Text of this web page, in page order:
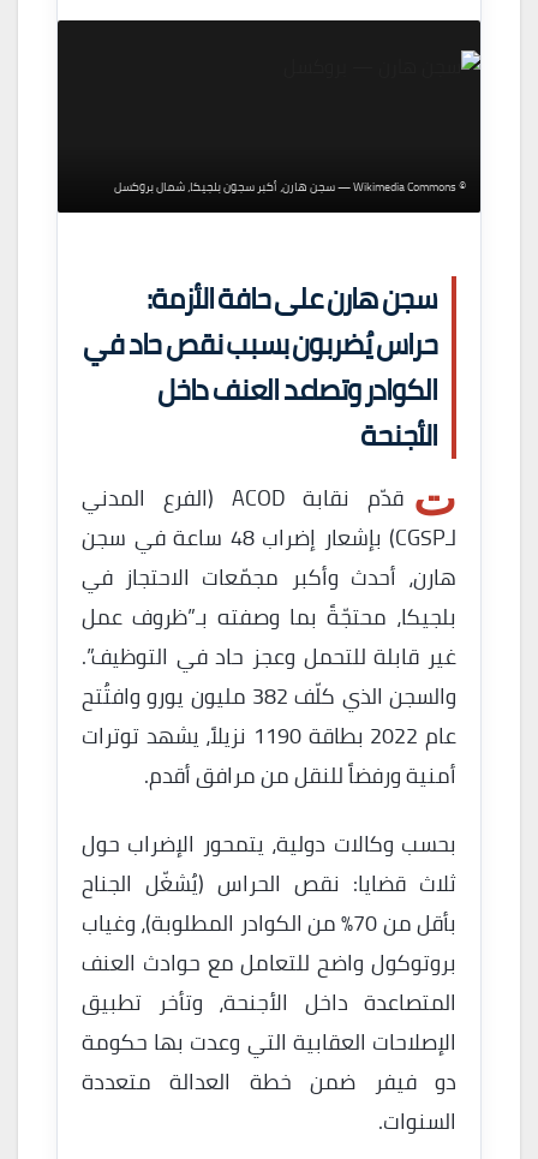
© Wikimedia Commons — سجن هارن، أكبر سجون بلجيكا، شمال بروكسل
سجن هارن على حافة الأزمة:
حراس يُضربون بسبب نقص حاد في
الكوادر وتصاعد العنف داخل
الأجنحة
ت
قدّم نقابة ACOD (الفرع المدني
لـCGSP) بإشعار إضراب 48 ساعة في سجن
هارن، أحدث وأكبر مجمّعات الاحتجاز في
بلجيكا، محتجّةً بما وصفته بـ”ظروف عمل
غير قابلة للتحمل وعجز حاد في التوظيف”.
والسجن الذي كلّف 382 مليون يورو وافتُتح
عام 2022 بطاقة 1190 نزيلاً، يشهد توترات
أمنية ورفضاً للنقل من مرافق أقدم.
بحسب وكالات دولية، يتمحور الإضراب حول
ثلاث قضايا: نقص الحراس (يُشغّل الجناح
بأقل من 70% من الكوادر المطلوبة)، وغياب
بروتوكول واضح للتعامل مع حوادث العنف
المتصاعدة داخل الأجنحة، وتأخر تطبيق
الإصلاحات العقابية التي وعدت بها حكومة
دو فيفر ضمن خطة العدالة متعددة
السنوات.